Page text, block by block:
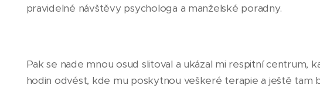
pravidelné návštěvy psychologa a manželské poradny.
Pak se nade mnou osud slitoval a ukázal mi respitní centrum,
hodin odvést, kde mu poskytnou veškeré terapie a ještě tam